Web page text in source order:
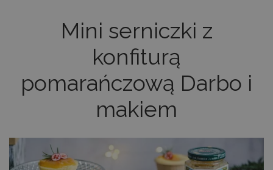
Mini serniczki z
konfiturą
pomarańczową Darbo i
makiem